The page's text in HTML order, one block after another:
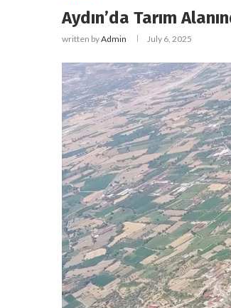
Aydın’da Tarım
written byAdmin July 6, 2025